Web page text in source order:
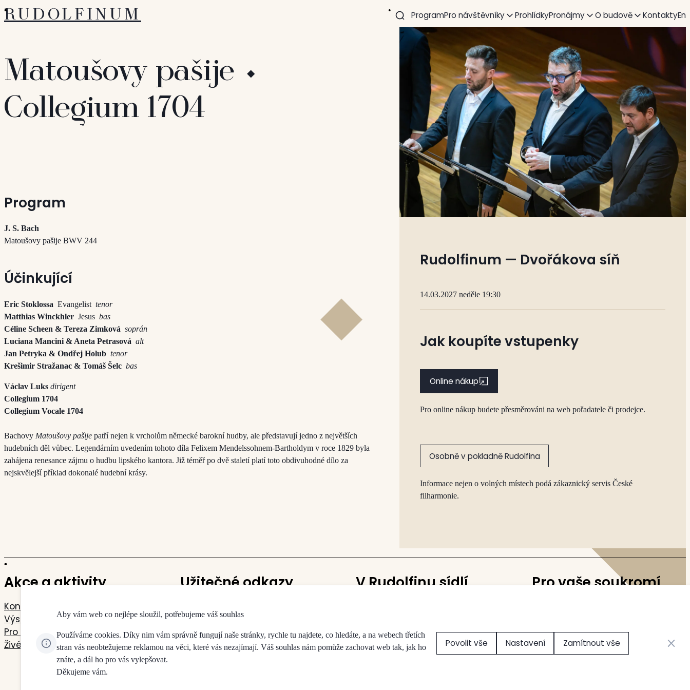
RUDOLFINUM ProgramPro návštěvníky ProhlídkyPronájmy O budově KontaktyEn
Matoušovy pašije ⬩
Collegium 1704
Program
J. S. Bach
Matoušovy pašije BWV 244
Účinkující
Eric Stoklossa Evangelist tenor
Matthias Winckhler Jesus bas
Céline Scheen & Tereza Zimková soprán
Luciana Mancini & Aneta Petrasová alt
Jan Petryka & Ondřej Holub tenor
Krešimir Stražanac & Tomáš Šelc bas
Václav Luks dirigent
Collegium 1704
Collegium Vocale 1704
Bachovy Matoušovy pašije patří nejen k vrcholům německé barokní hudby, ale představují jedno z největších
hudebních děl vůbec. Legendárním uvedením tohoto díla Felixem Mendelssohnem-Bartholdym v roce 1829 byla
zahájena renesance zájmu o hudbu lipského kantora. Již téměř po dvě staletí platí toto obdivuhodné dílo za
nejskvělejší příklad dokonalé hudební krásy.
Rudolfinum — Dvořákova síň
14.03.2027 neděle 19:30
Jak koupíte vstupenky
Online nákup
Pro online nákup budete přesměrováni na web pořadatele či prodejce.
Osobně v pokladně Rudolfina
Informace nejen o volných místech podá zákaznický servis České
filharmonie.
Akce a aktivity
Koncerty
Výstavy
Pro děti a mládež
Živé přenosy
Užitečné odkazy
Mapa budovy a sálů
Pokladny a obchody
Doprava a přístupnost
V Rudolfinu sídlí Pro vaše soukromí
Aby vám web co nejlépe sloužil, potřebujeme váš souhlas
Používáme cookies. Díky nim vám správně fungují naše stránky, rychle tu najdete, co hledáte, a na webech třetích
stran vás neobtežujeme reklamou na věci, které vás nezajímají. Váš souhlas nám pomůže zachovat web tak, jak ho
znáte, a dál ho pro vás vylepšovat.
Děkujeme vám.
Povolit vše Nastavení Zamítnout vše Zavřít